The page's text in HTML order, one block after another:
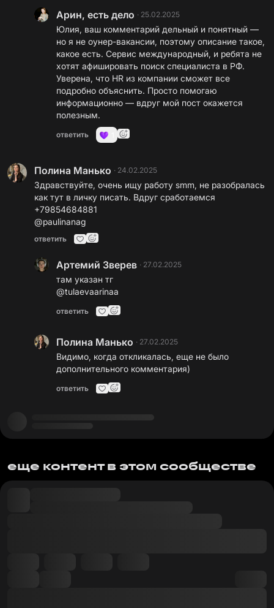
Арин, есть дело · 25.02.2025
Юлия, ваш комментарий дельный и понятный —
но я не оунер-вакансии, поэтому описание такое,
какое есть. Сервис международный, и ребята не
хотят афишировать поиск специалиста в РФ.
Уверена, что HR из компании сможет все
подробно объяснить. Просто помогаю
информационно — вдруг мой пост окажется
полезным.
ответить
Полина Манько · 24.02.2025
Здравствуйте, очень ищу работу smm, не разобралась
как тут в личку писать. Вдруг сработаемся
+79854684881
@paulinanag
ответить
Артемий Зверев · 27.02.2025
там указан тг
@tulaevaarinaa
ответить
Полина Манько · 27.02.2025
Видимо, когда откликалась, еще не было
дополнительного комментария)
ответить
еще контент в этом сообществе